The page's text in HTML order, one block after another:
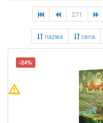
271
nazwa cena
-24%